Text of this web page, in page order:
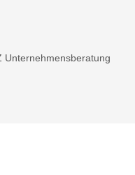
Unternehmensberatung